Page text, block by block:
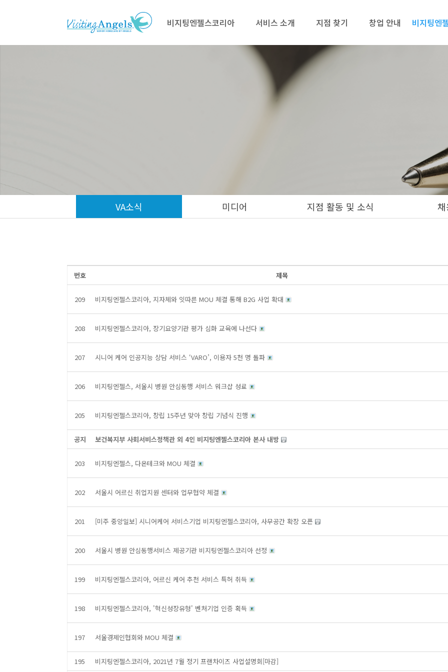
비지팅엔젤스코리아 서비스 소개 지점 찾기 창업 안내 비지팅엔
VA소식 미디어 지점 활동 및 소식
번호 제목
209 비지팅엔젤스코리아, 지자체와 잇따른 MOU 체결 통해 B2G 사업 확대
208 비지팅엔젤스코리아, 장기요양기관 평가 심화 교육에 나선다
207 시니어 케어 인공지능 상담 서비스 ‘VARO’, 이용자 5천 명 돌파
206 비지팅엔젤스, 서울시 병원 안심동행 서비스 워크샵 성료
205 비지팅엔젤스코리아, 창립 15주년 맞아 창립 기념식 진행
공지 보건복지부 사회서비스정책관 외 4인 비지팅엔젤스코리아 본사 내방
203 비지팅엔젤스, 다온테크와 MOU 체결
202 서울시 어르신 취업지원 센터와 업무협약 체결
201 [미주 중앙일보] 시니어케어 서비스기업 비지팅엔젤스코리아, 사무공간 확장 오픈
200 서울시 병원 안심동행서비스 제공기관 비지팅엔젤스코리아 선정
199 비지팅엔젤스코리아, 어르신 케어 추천 서비스 특허 취득
198 비지팅엔젤스코리아, '혁신성장유형' 벤처기업 인증 획득
197 서울경제인협회와 MOU 체결
195 비지팅엔젤스코리아, 2021년 7월 정기 프랜차이즈 사업설명회[마감]